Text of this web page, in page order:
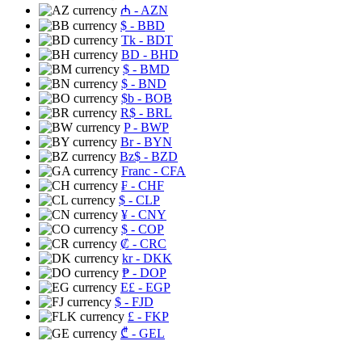
₼ - AZN
$ - BBD
Tk - BDT
BD - BHD
$ - BMD
$ - BND
$b - BOB
R$ - BRL
P- BWP
Br- BYN
Bz$ - BZD
Franc - CFA
₣ - CHF
$ - CLP
¥ - CNY
$ - COP
₡ - CRC
kr- DKK
₱ - DOP
E£ - EGP
$ - FJD
£ - FKP
₾ - GEL